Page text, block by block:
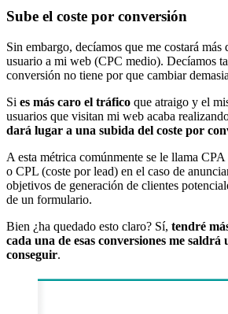
Sube el coste por conversión
Sin embargo, decíamos que me costará más
usuario a mi web (CPC medio). Decíamos
conversión no tiene por que cambiar
Si es más caro el tráfico que atraigo y el
usuarios que visitan mi web acaba
dará lugar a una subida del coste por
A esta métrica comúnmente se le llama
o CPL (coste por lead) en el caso de
objetivos de generación de clientes
de un formulario.
Bien ¿ha quedado esto claro? Sí, tendré
cada una de esas conversiones me saldrá
conseguir.